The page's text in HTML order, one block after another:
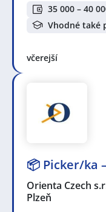
35 000 – 40
Vhodné také
včerejší
📦 Picker/ka
Orienta Czech
Plzeň